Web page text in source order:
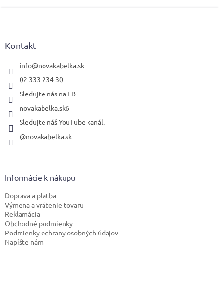
Kontakt
info@novakabelka.sk
02 333 234 30
Sledujte nás na FB
novakabelka.sk6
Sledujte náš YouTube kanál.
@novakabelka.sk
Informácie k nákupu
Doprava a platba
Výmena a vrátenie tovaru
Reklamácia
Obchodné podmienky
Podmienky ochrany osobných údajov
Napíšte nám